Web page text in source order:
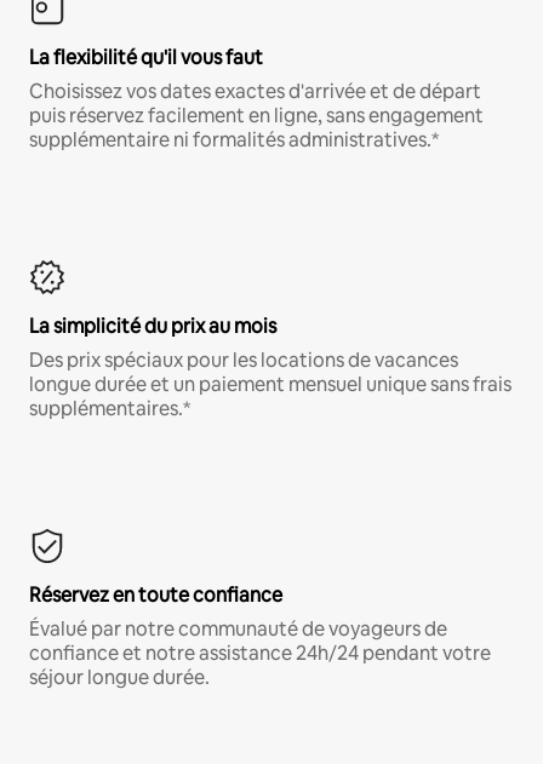
La flexibilité qu'il vous faut
Choisissez vos dates exactes d'arrivée et de départ
puis réservez facilement en ligne, sans engagement
supplémentaire ni formalités administratives.*
La simplicité du prix au mois
Des prix spéciaux pour les locations de vacances
longue durée et un paiement mensuel unique sans frais
supplémentaires.*
Réservez en toute confiance
Évalué par notre communauté de voyageurs de
confiance et notre assistance 24h/24 pendant votre
séjour longue durée.